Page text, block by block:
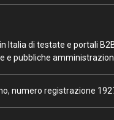
Italia di testate e portali
e pubbliche
numero registrazione